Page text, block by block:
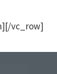
vc_row]